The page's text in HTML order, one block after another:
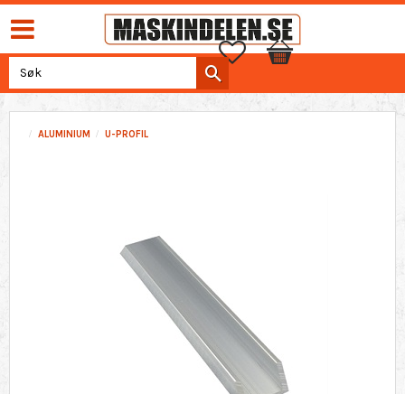
Favoritter
Handlekurv
ALUMINIUM U-PROFIL